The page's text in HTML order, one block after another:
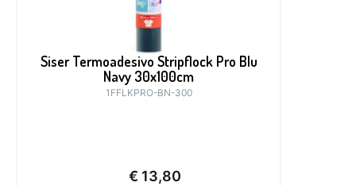
Siser Termoadesivo Stripflock Pro Blu
Navy 30x100cm
1FFLKPRO-BN-300
€ 13,80